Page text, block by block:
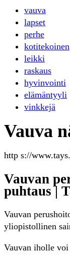
vauva
lapset
perhe
kotitekoinen
leikki
raskaus
hyvinvointi
elämäntyyli
vinkkejä
Vauva
http s://
Vauvan
puhtaus |
Vauvan
yliopistollinen
Vauvan iholle